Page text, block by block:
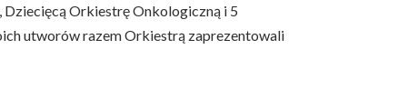
Orkiestrę Onkologiczną i 5
utworów razem Orkiestrą zaprezentowali